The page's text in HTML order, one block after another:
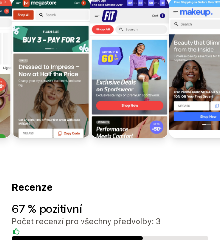
Recenze
67 % pozitivní
Počet recenzí pro všechny předvolby: 3